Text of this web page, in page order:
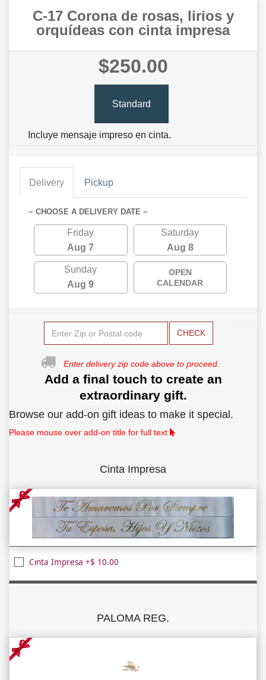
C-17 Corona de rosas, lirios y
orquí­deas con cinta impresa
$250.00
Standard
Incluye mensaje impreso en cinta.
Delivery Pickup
~ CHOOSE A DELIVERY DATE ~
Friday
Aug 7
Saturday
Aug 8
Sunday
Aug 9
OPEN
CALENDAR
CHECK
Enter delivery zip code above to proceed.
Add a final touch to create an
extraordinary gift.
Browse our add-on gift ideas to make it special.
Please mouse over add-on title for full text
Cinta Impresa
Cinta Impresa +$ 10.00
PALOMA REG.